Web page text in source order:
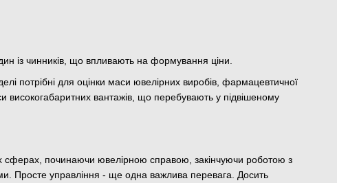
із чинників, що впливають на формування ціни.
потрібні для оцінки маси ювелірних виробів, фармацевтичної
вантажів, що перебувають у підвішеному
сферах, починаючи ювелірною справою, закінчуючи роботою з
Просте управління - ще одна важлива перевага. Досить